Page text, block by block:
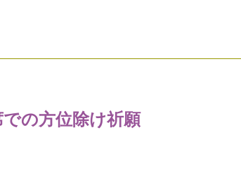
の方位除け祈願